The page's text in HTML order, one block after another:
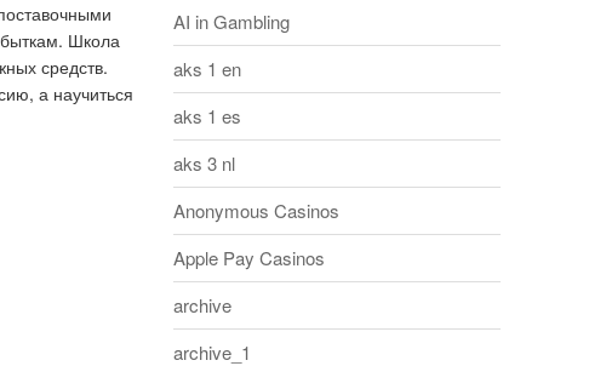
Школа
средств.
а научиться
AI in Gambling
aks 1 en
aks 1 es
aks 3 nl
Anonymous Casinos
Apple Pay Casinos
archive
archive_1